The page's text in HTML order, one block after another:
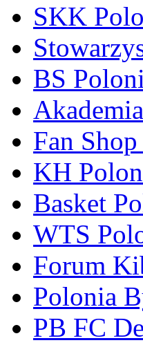
SKK
BS
Fan
KH
Basket
WTS
Forum
Polonia
PB FC